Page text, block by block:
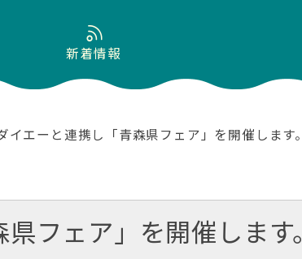
新着情報
イエーと連携し「青森県フェア」を開催します。
フェア」を開催します。